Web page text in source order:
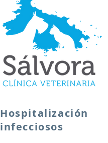
Hospitalización
infecciosos